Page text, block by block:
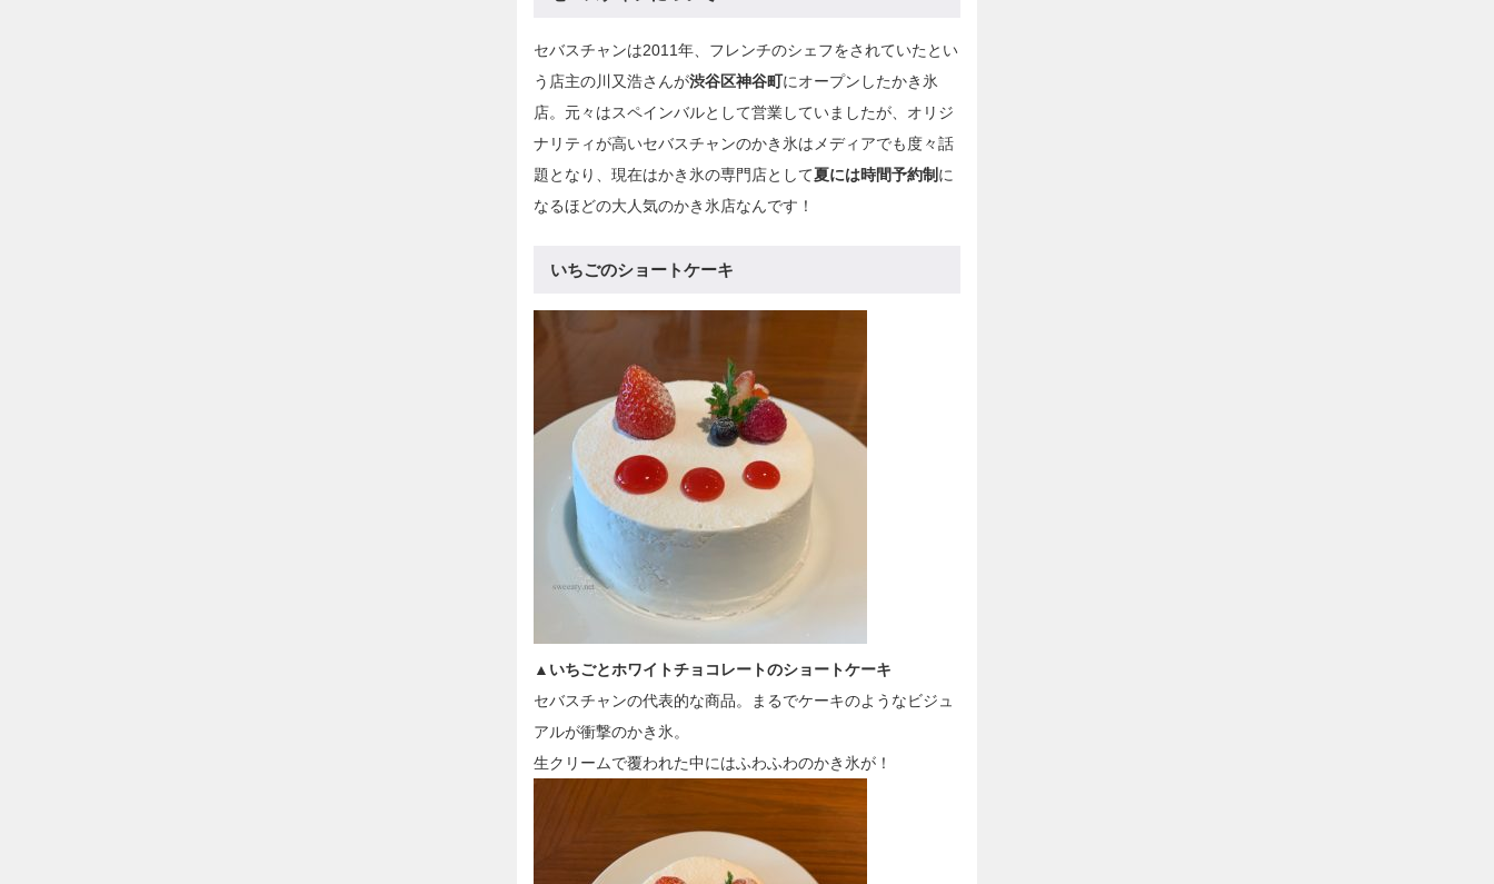
セバスチャンは2011年、フレンチのシェフをされていたとい
う店主の川又浩さんが渋谷区神谷町にオープンしたかき氷
店。元々はスペインバルとして営業していましたが、オリジ
ナリティが高いセバスチャンのかき氷はメディアでも度々話
題となり、現在はかき氷の専門店として夏には時間予約制 に
なるほどの大人気のかき氷店なんです！
いちごのショートケーキ
▲いちごとホワイトチョコレートのショートケーキ
セバスチャンの代表的な商品。まるでケーキのようなビジュ
アルが衝撃のかき氷。
生クリームで覆われた中にはふわふわのかき氷が！